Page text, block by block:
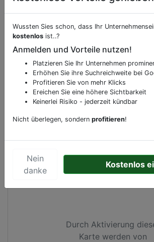
Beschreibung & Services von
Sie möchten eine Beschreibung,
Klicken Sie bittehierum uns zu
Gerne erweitern wir Ihren
Sonderangebote odere besondere
Ihr Unternehmen anbietet und
Ihren Wettbewerbern abheben.
Kartenansicht Damrak 47-48in
Durch Aktivierung
Karte werden von
Wussten Sies schon, dass Ihr
kostenlos ist..?
Anmelden und Vorteile nutzen!
Platzieren Sie Ihr Unternehmen
Erhöhen Sie ihre Suchreichweite bei
Profitieren Sie von mehr Klicks
Ereichen Sie eine höhere Sichtbarkeit
Keinerlei Risiko - jederzeit kündbar
Nicht überlegen, sondern profitieren!
Nein
danke
Kostenlos